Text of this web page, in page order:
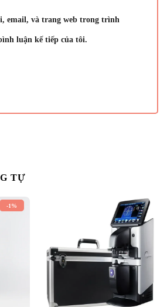
email, và trang web trong trình
luận kế tiếp của tôi.
TỰ
-1%